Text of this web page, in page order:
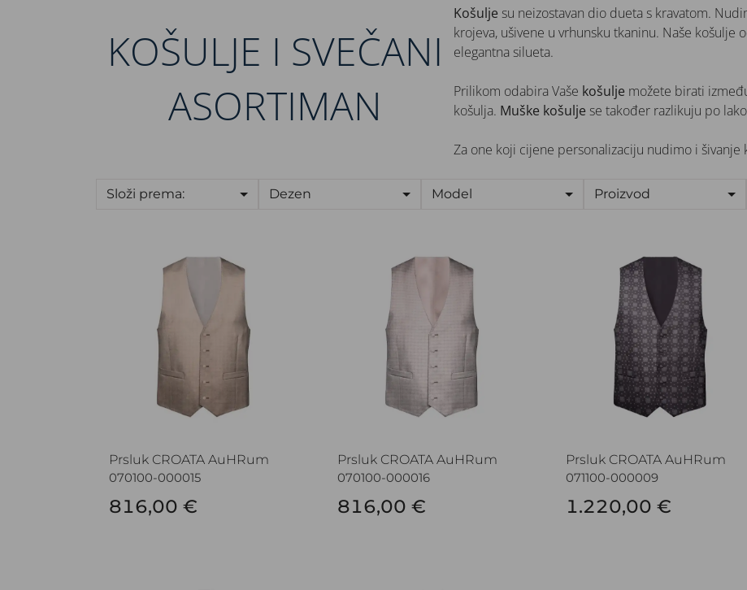
KOŠULJE I SVEČANI
ASORTIMAN
Košulje su neizostavan dio dueta s kravatom.
krojeva, ušivene u vrhunsku tkaninu. Naše
elegantna silueta.
Prilikom odabira Vaše košulje možete birati
košulja. Muške košulje se također razlikuju po
Za one koji cijene personalizaciju nudimo i šivanje
Složi prema: Dezen Model Proizvod
Prsluk CROATA AuHRum
070100-000015
816,00 €
Prsluk CROATA AuHRum
070100-000016
816,00 €
Prsluk CROATA AuHRum
071100-000009
1.220,00 €